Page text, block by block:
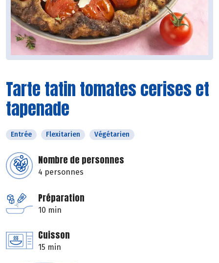
Tarte tatin tomates cerises et
tapenade
Entrée Flexitarien Végétarien
Nombre de personnes
4 personnes
Préparation
10 min
Cuisson
15 min